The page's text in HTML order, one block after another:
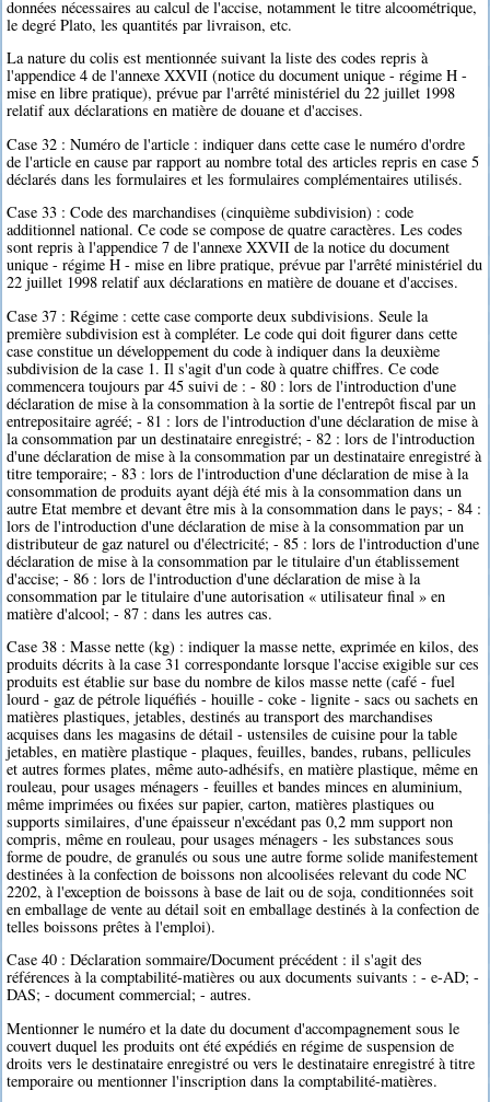
données nécessaires au calcul de l'accise, notamment le titre alcoométrique,
le degré Plato, les quantités par livraison, etc.
La nature du colis est mentionnée suivant la liste des codes repris à
l'appendice 4 de l'annexe XXVII (notice du document unique - régime H -
mise en libre pratique), prévue par l'arrêté ministériel du 22 juillet 1998
relatif aux déclarations en matière de douane et d'accises.
Case 32 : Numéro de l'article : indiquer dans cette case le numéro d'ordre
de l'article en cause par rapport au nombre total des articles repris en case 5
déclarés dans les formulaires et les formulaires complémentaires utilisés.
Case 33 : Code des marchandises (cinquième subdivision) : code
additionnel national. Ce code se compose de quatre caractères. Les codes
sont repris à l'appendice 7 de l'annexe XXVII de la notice du document
unique - régime H - mise en libre pratique, prévue par l'arrêté ministériel du
22 juillet 1998 relatif aux déclarations en matière de douane et d'accises.
Case 37 : Régime : cette case comporte deux subdivisions. Seule la
première subdivision est à compléter. Le code qui doit figurer dans cette
case constitue un développement du code à indiquer dans la deuxième
subdivision de la case 1. Il s'agit d'un code à quatre chiffres. Ce code
commencera toujours par 45 suivi de : - 80 : lors de l'introduction d'une
déclaration de mise à la consommation à la sortie de l'entrepôt fiscal par un
entrepositaire agréé; - 81 : lors de l'introduction d'une déclaration de mise à
la consommation par un destinataire enregistré; - 82 : lors de l'introduction
d'une déclaration de mise à la consommation par un destinataire enregistré à
titre temporaire; - 83 : lors de l'introduction d'une déclaration de mise à la
consommation de produits ayant déjà été mis à la consommation dans un
autre Etat membre et devant être mis à la consommation dans le pays; - 84 :
lors de l'introduction d'une déclaration de mise à la consommation par un
distributeur de gaz naturel ou d'électricité; - 85 : lors de l'introduction d'une
déclaration de mise à la consommation par le titulaire d'un établissement
d'accise; - 86 : lors de l'introduction d'une déclaration de mise à la
consommation par le titulaire d'une autorisation « utilisateur final » en
matière d'alcool; - 87 : dans les autres cas.
Case 38 : Masse nette (kg) : indiquer la masse nette, exprimée en kilos, des
produits décrits à la case 31 correspondante lorsque l'accise exigible sur ces
produits est établie sur base du nombre de kilos masse nette (café - fuel
lourd - gaz de pétrole liquéfiés - houille - coke - lignite - sacs ou sachets en
matières plastiques, jetables, destinés au transport des marchandises
acquises dans les magasins de détail - ustensiles de cuisine pour la table
jetables, en matière plastique - plaques, feuilles, bandes, rubans, pellicules
et autres formes plates, même auto-adhésifs, en matière plastique, même en
rouleau, pour usages ménagers - feuilles et bandes minces en aluminium,
même imprimées ou fixées sur papier, carton, matières plastiques ou
supports similaires, d'une épaisseur n'excédant pas 0,2 mm support non
compris, même en rouleau, pour usages ménagers - les substances sous
forme de poudre, de granulés ou sous une autre forme solide manifestement
destinées à la confection de boissons non alcoolisées relevant du code NC
2202, à l'exception de boissons à base de lait ou de soja, conditionnées soit
en emballage de vente au détail soit en emballage destinés à la confection de
telles boissons prêtes à l'emploi).
Case 40 : Déclaration sommaire/Document précédent : il s'agit des
références à la comptabilité-matières ou aux documents suivants : - e-AD; -
DAS; - document commercial; - autres.
Mentionner le numéro et la date du document d'accompagnement sous le
couvert duquel les produits ont été expédiés en régime de suspension de
droits vers le destinataire enregistré ou vers le destinataire enregistré à titre
temporaire ou mentionner l'inscription dans la comptabilité-matières.